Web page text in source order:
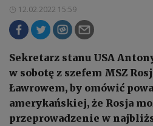
12.02.2022 15:59
Sekretarz stanu USA
w sobotę z szefem MSZ
Ławrowem, by omówić
amerykańskiej, że Rosja
przeprowadzenie w